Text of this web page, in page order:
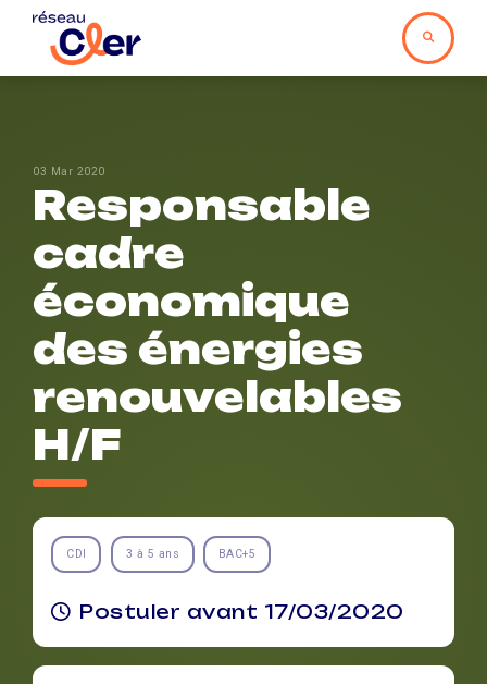
03 Mar 2020
Responsable
cadre
économique
des énergies
renouvelables
H/F
CDI 3 à 5 ans BAC+5
Postuler avant 17/03/2020